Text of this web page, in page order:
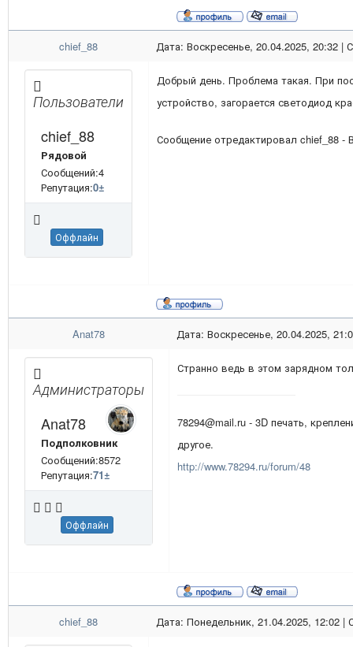
chief_88 Дата: Воскресенье, 20.04.2025, 20:32 |
Пользователи
chief_88
Рядовой
Сообщений:4
Репутация:0±
Оффлайн
Добрый день. Проблема такая. При
устройство, загорается светодиод
Сообщение отредактировал chief_88 -
Anat78 Дата: Воскресенье, 20.04.2025,
Администраторы
Anat78
Подполковник
Сообщений:8572
Репутация:71±
Оффлайн
Странно ведь в этом зарядном
78294@mail.ru - 3D печать,
другое.
http://www.78294.ru/forum/48
chief_88 Дата: Понедельник, 21.04.2025, 12:02 |